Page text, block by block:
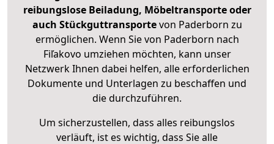
reibungslose Beiladung, Möbeltransporte oder
auch Stückguttransportevon Paderborn zu
ermöglichen. Wenn Sie von Paderborn nach
Fiľakovo umziehen möchten, kann unser
Netzwerk Ihnen dabei helfen, alle erforderlichen
Dokumente und Unterlagen zu beschaffen und
die durchzuführen.
Um sicherzustellen, dass alles reibungslos
verläuft, ist es wichtig, dass Sie alle